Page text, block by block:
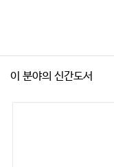
이 분야의 신간도서